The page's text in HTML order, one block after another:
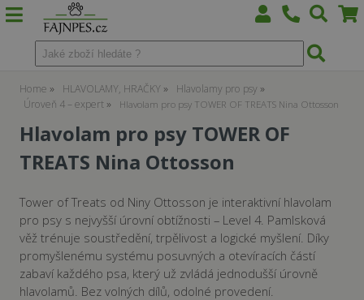
Home HLAVOLAMY, HRAČKY
Hlavolamy pro psy
Úroveň 4 – expert
Hlavolam pro psy TOWER OF TREATS Nina Ottosson
Hlavolam pro psy TOWER OF
TREATS Nina Ottosson
Tower of Treats od Niny Ottosson je interaktivní hlavolam
pro psy s nejvyšší úrovní obtížnosti – Level 4. Pamlsková
věž trénuje soustředění, trpělivost a logické myšlení. Díky
promyšlenému systému posuvných a otevíracích částí
zabaví každého psa, který už zvládá jednodušší úrovně
hlavolamů. Bez volných dílů, odolné provedení.